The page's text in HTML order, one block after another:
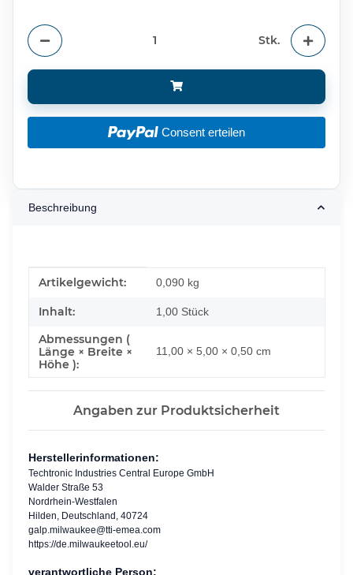
Stk.
Consent erteilen
Beschreibung
Produkteigenschaft
Wert
Artikelgewicht: 0,090 kg
Inhalt: 1,00 Stück
Abmessungen (
Länge × Breite ×
Höhe ):
11,00 × 5,00 × 0,50 cm
Angaben zur Produktsicherheit
Herstellerinformationen:
Techtronic Industries Central Europe GmbH
Walder Straße 53
Nordrhein-Westfalen
Hilden, Deutschland, 40724
galp.milwaukee@tti-emea.com
https://de.milwaukeetool.eu/
verantwortliche Person: